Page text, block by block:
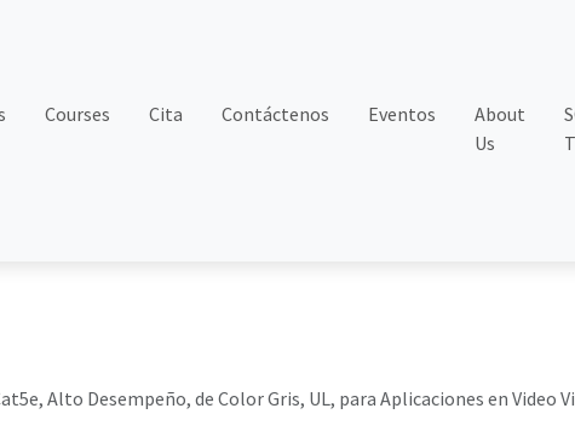
Courses Cita Contáctenos Eventos
About
Us
Alto Desempeño, de Color Gris, UL, para Aplicaciones en Video